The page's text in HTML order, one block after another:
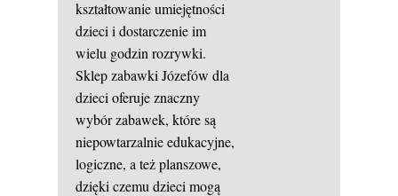
kształtowanie umiejętności
dzieci i dostarczenie im
wielu godzin rozrywki.
Sklep zabawki Józefów dla
dzieci oferuje znaczny
wybór zabawek, które są
niepowtarzalnie edukacyjne,
logiczne, a też planszowe,
dzięki czemu dzieci mogą